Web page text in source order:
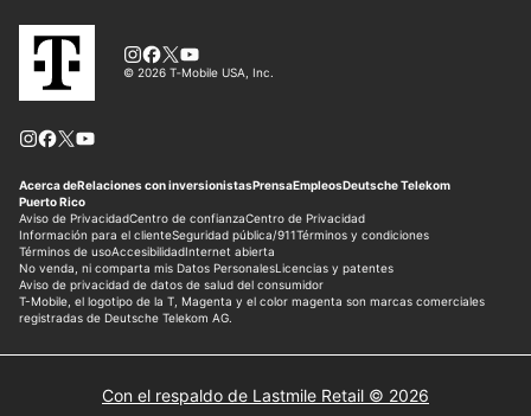
Con el respaldo de Lastmile Retail © 2026